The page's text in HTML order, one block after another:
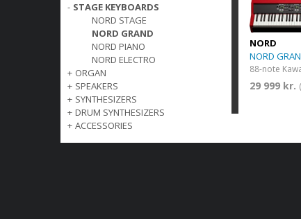
- STAGE KEYBOARDS
NORD STAGE
NORD GRAND
NORD PIANO
NORD ELECTRO
+ ORGAN
+ SPEAKERS
+ SYNTHESIZERS
+ DRUM SYNTHESIZERS
+ ACCESSORIES
NORD
NORD
29 999 kr.